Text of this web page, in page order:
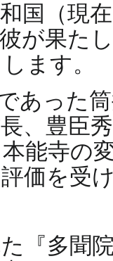
国（現
が果た
ます。
あった
、豊臣
能寺の
価を受
『多聞